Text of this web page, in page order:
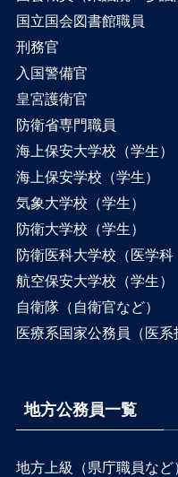
国立国会図書館職員
刑務官
入国警備官
皇宮護衛官
防衛省専門職員
海上保安大学校（学生）
海上保安学校（学生）
気象大学校（学生）
防衛大学校（学生）
防衛医科大学校（医学科
航空保安大学校（学生）
自衛隊（自衛官など）
医療系国家公務員（医系
地方公務員一覧
地方上級（県庁職員など